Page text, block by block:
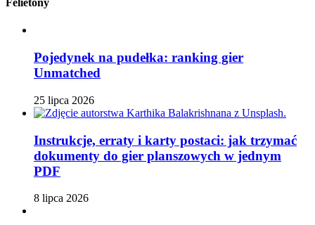
Felietony
Pojedynek na pudełka: ranking gier
Unmatched
25 lipca 2026
Instrukcje, erraty i karty postaci: jak trzymać
dokumenty do gier planszowych w jednym
PDF
8 lipca 2026